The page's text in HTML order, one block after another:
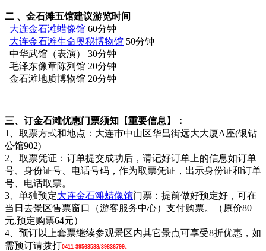
二 、金石滩五馆建议游览时间
大连金石滩蜡像馆 60分钟
大连金石滩生命奥秘博物馆 50分钟
中华武馆（表演） 30分钟
毛泽东像章陈列馆 20分钟
金石滩地质博物馆 20分钟
三、订金石滩优惠门票须知【重要信息】：
1、取票方式和地点：大连市中山区华昌街远大大厦A座(银钻
公馆902)
2、取票凭证：订单提交成功后，请记好订单上的信息如订单
号、身份证号、电话号码，作为取票凭证，出示身份证和订单
号、电话取票。
3、单独预定大连金石滩蜡像馆门票：提前做好预定好，可在
当日去景区售票窗口（游客服务中心）支付购票。（原价80
元,预定购票64元）
4、预订以上套票继续参观景区内其它景点可享受8折优惠，如
需预订请拨打0411-39563588/39836799。